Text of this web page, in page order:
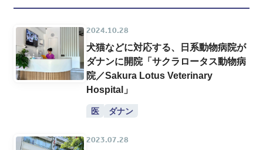
2024.10.28
犬猫などに対応する、日系動物病院が
ダナンに開院「サクラロータス動物病
院／Sakura Lotus Veterinary
Hospital」
医 ダナン
2023.07.28